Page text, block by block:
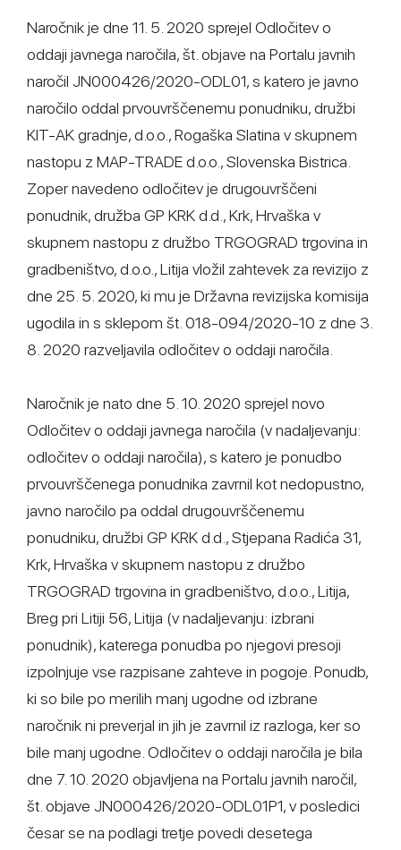
Naročnik je dne 11. 5. 2020 sprejel Odločitev o
oddaji javnega naročila, št. objave na Portalu javnih
naročil JN000426/2020-ODL01, s katero je javno
naročilo oddal prvouvrščenemu ponudniku, družbi
KIT-AK gradnje, d.o.o., Rogaška Slatina v skupnem
nastopu z MAP-TRADE d.o.o., Slovenska Bistrica.
Zoper navedeno odločitev je drugouvrščeni
ponudnik, družba GP KRK d.d., Krk, Hrvaška v
skupnem nastopu z družbo TRGOGRAD trgovina in
gradbeništvo, d.o.o., Litija vložil zahtevek za revizijo z
dne 25. 5. 2020, ki mu je Državna revizijska komisija
ugodila in s sklepom št. 018-094/2020-10 z dne 3.
8. 2020 razveljavila odločitev o oddaji naročila.
Naročnik je nato dne 5. 10. 2020 sprejel novo
Odločitev o oddaji javnega naročila (v nadaljevanju:
odločitev o oddaji naročila), s katero je ponudbo
prvouvrščenega ponudnika zavrnil kot nedopustno,
javno naročilo pa oddal drugouvrščenemu
ponudniku, družbi GP KRK d.d., Stjepana Radića 31,
Krk, Hrvaška v skupnem nastopu z družbo
TRGOGRAD trgovina in gradbeništvo, d.o.o., Litija,
Breg pri Litiji 56, Litija (v nadaljevanju: izbrani
ponudnik), katerega ponudba po njegovi presoji
izpolnjuje vse razpisane zahteve in pogoje. Ponudb,
ki so bile po merilih manj ugodne od izbrane
naročnik ni preverjal in jih je zavrnil iz razloga, ker so
bile manj ugodne. Odločitev o oddaji naročila je bila
dne 7. 10. 2020 objavljena na Portalu javnih naročil,
št. objave JN000426/2020-ODL01P1, v posledici
česar se na podlagi tretje povedi desetega